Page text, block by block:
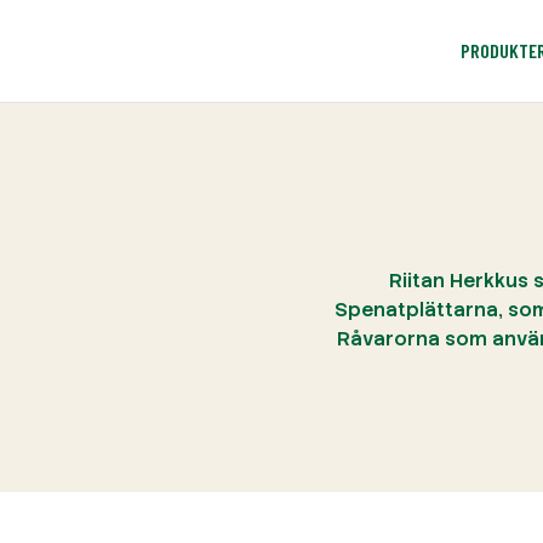
Riitan
Spenatplättarna,
Råvarorna som